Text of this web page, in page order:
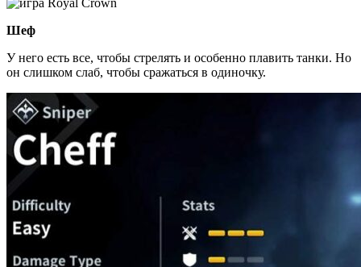
Шеф
У него есть все, чтобы стрелять и особенно плавить танки. Но
он слишком слаб, чтобы сражаться в одиночку.